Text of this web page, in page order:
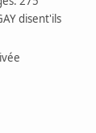
disent'ils